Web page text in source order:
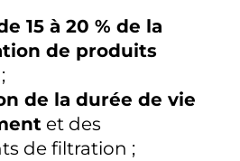
15 à 20 % de la
de produits
;
de la durée de vie
et des
de filtration ;